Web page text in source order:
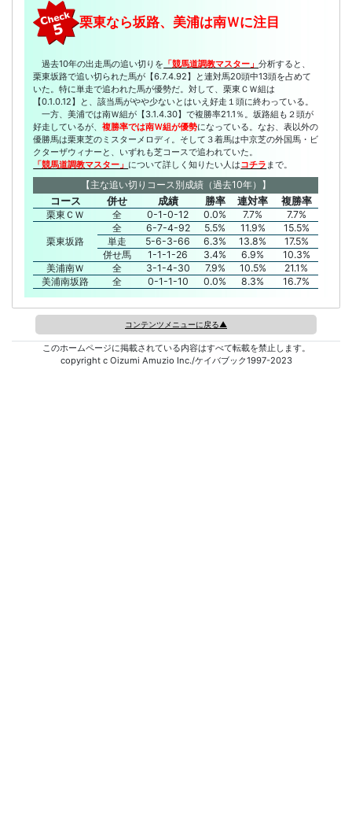
栗東なら坂路、美浦は南Ｗに注目
過去10年の出走馬の追い切りを 「競馬道調教マスター」分析すると、
栗東坂路で追い切られた馬が【6.7.4.92】と連対馬20頭中13頭を占めて
いた。特に単走で追われた馬が優勢だ。対して、栗東ＣＷ組は
【0.1.0.12】と、該当馬がやや少ないとはいえ好走１頭に終わっている。
一方、美浦では南Ｗ組が【3.1.4.30】で複勝率21.1％。坂路組も２頭が
好走しているが、複勝率では南Ｗ組が優勢になっている。なお、表以外の
優勝馬は栗東芝のミスターメロディ。そして３着馬は中京芝の外国馬・ビ
クターザウィナーと、いずれも芝コースで追われていた。
「競馬道調教マスター」 について詳しく知りたい人はコチラ まで。
【主な追い切りコース別成績（過去10年）】
コース 併せ 成績 勝率 連対率 複勝率
栗東ＣＷ 全 0-1-0-12 0.0% 7.7% 7.7%
栗東坂路
全 6-7-4-92 5.5% 11.9%
15.5%
単走
5-6-3-66 6.3% 13.8%
17.5%
併せ馬
1-1-1-26 3.4% 6.9%
10.3%
美浦南Ｗ
全 3-1-4-30 7.9% 10.5%
21.1%
美浦南坂路
全 0-1-1-10 0.0% 8.3% 16.7%
コンテンツメニューに戻る▲
このホームページに掲載されている内容はすべて転載を禁止します。
copyright c Oizumi Amuzio Inc./ケイバブック1997-2023